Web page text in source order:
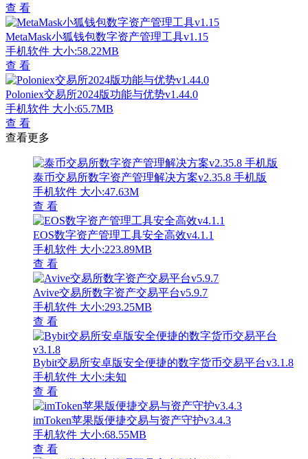
查 看
MetaMask小狐钱包数字资产管理工具v1.15
手机软件 大小:58.22MB
查 看
Poloniex交易所2024版功能与优势v1.44.0
手机软件 大小:65.7MB
查 看
查看更多
泰币交易所数字资产管理解决方案v2.35.8 手机版
手机软件 大小:47.63M
查 看
EOS数字资产管理工具安全高效v4.1.1
手机软件 大小:223.89MB
查 看
Avive交易所数字资产交易平台v5.9.7
手机软件 大小:293.25MB
查 看
Bybit交易所安卓版安全便捷的数字货币交易平台v3.1.8
手机软件 大小:未知
查 看
imToken苹果版便捷交易与资产守护v3.4.3
手机软件 大小:68.55MB
查 看